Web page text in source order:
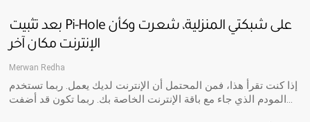
بعد تثبيت Pi-Hole على شبكتي المنزلية، شعرت وكأن
الإنترنت مكان آخر
Merwan Redha
إذا كنت تقرأ هذا، فمن المحتمل أن الإنترنت لديك يعمل. ربما تستخدم
المودم الذي جاء مع باقة الإنترنت الخاصة بك. ربما تكون قد أضفت…